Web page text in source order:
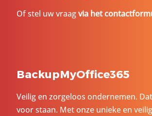
Of stel uw vraagvia het
BackupMyOffice365
Veilig en zorgeloos ondernemen.
voor staan. Met onze unieke en